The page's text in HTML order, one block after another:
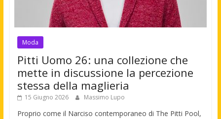
Moda
Pitti Uomo 26: una collezione che
mette in discussione la percezione
stessa della maglieria
15 Giugno 2026 Massimo Lupo
Proprio come il Narciso contemporaneo di The Pitti Pool,